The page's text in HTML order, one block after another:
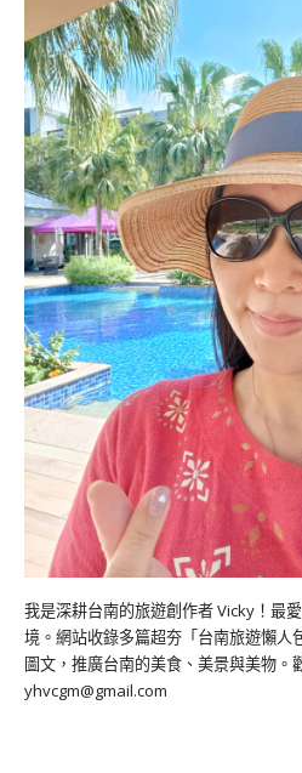
我是深耕台南的旅遊創作者 Vicky！最
境。網站收錄多篇超夯「台南旅遊懶人
圖文，推廣台南的美食、美景與美物。
yhvcgm@gmail.com